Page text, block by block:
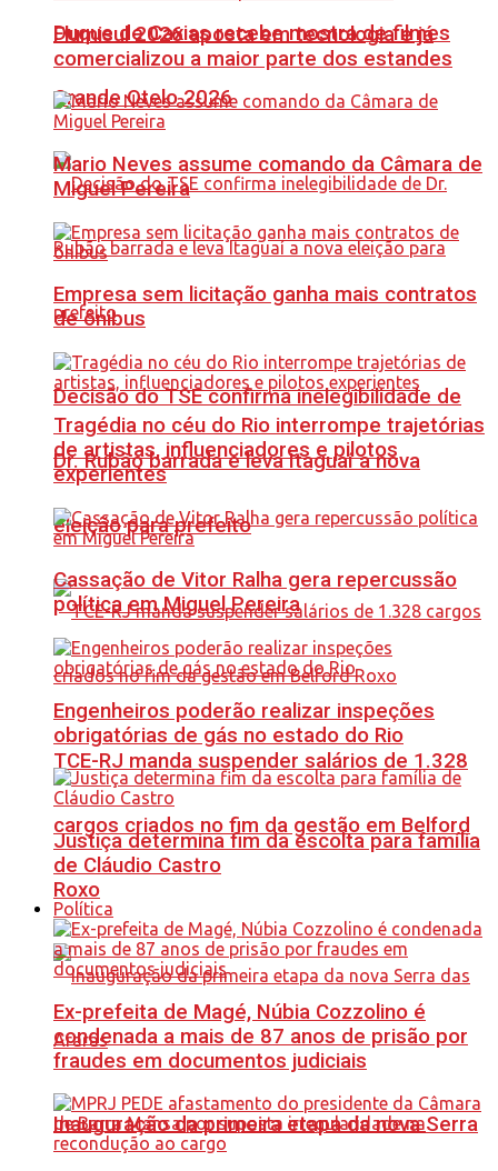
Duque de Caxias recebe mostra de filmes
Grande Otelo 2026
Decisão do TSE confirma inelegibilidade de
Dr. Rubão barrada e leva Itaguaí a nova
eleição para prefeito
TCE-RJ manda suspender salários de 1.328
cargos criados no fim da gestão em Belford
Roxo
Inauguração da primeira etapa da nova Serra
Flumisul 2026 aposta em tecnologia e já
comercializou a maior parte dos estandes
Mario Neves assume comando da Câmara de
Miguel Pereira
Empresa sem licitação ganha mais contratos
de ônibus
Tragédia no céu do Rio interrompe trajetórias
de artistas, influenciadores e pilotos
experientes
Cassação de Vitor Ralha gera repercussão
política em Miguel Pereira
Engenheiros poderão realizar inspeções
obrigatórias de gás no estado do Rio
Justiça determina fim da escolta para família
de Cláudio Castro
Política
Ex-prefeita de Magé, Núbia Cozzolino é
condenada a mais de 87 anos de prisão por
fraudes em documentos judiciais